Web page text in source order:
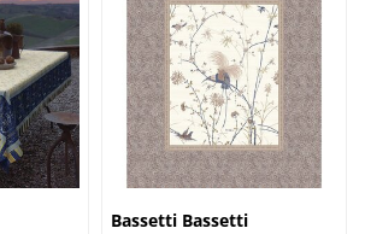
Bassetti Bassetti